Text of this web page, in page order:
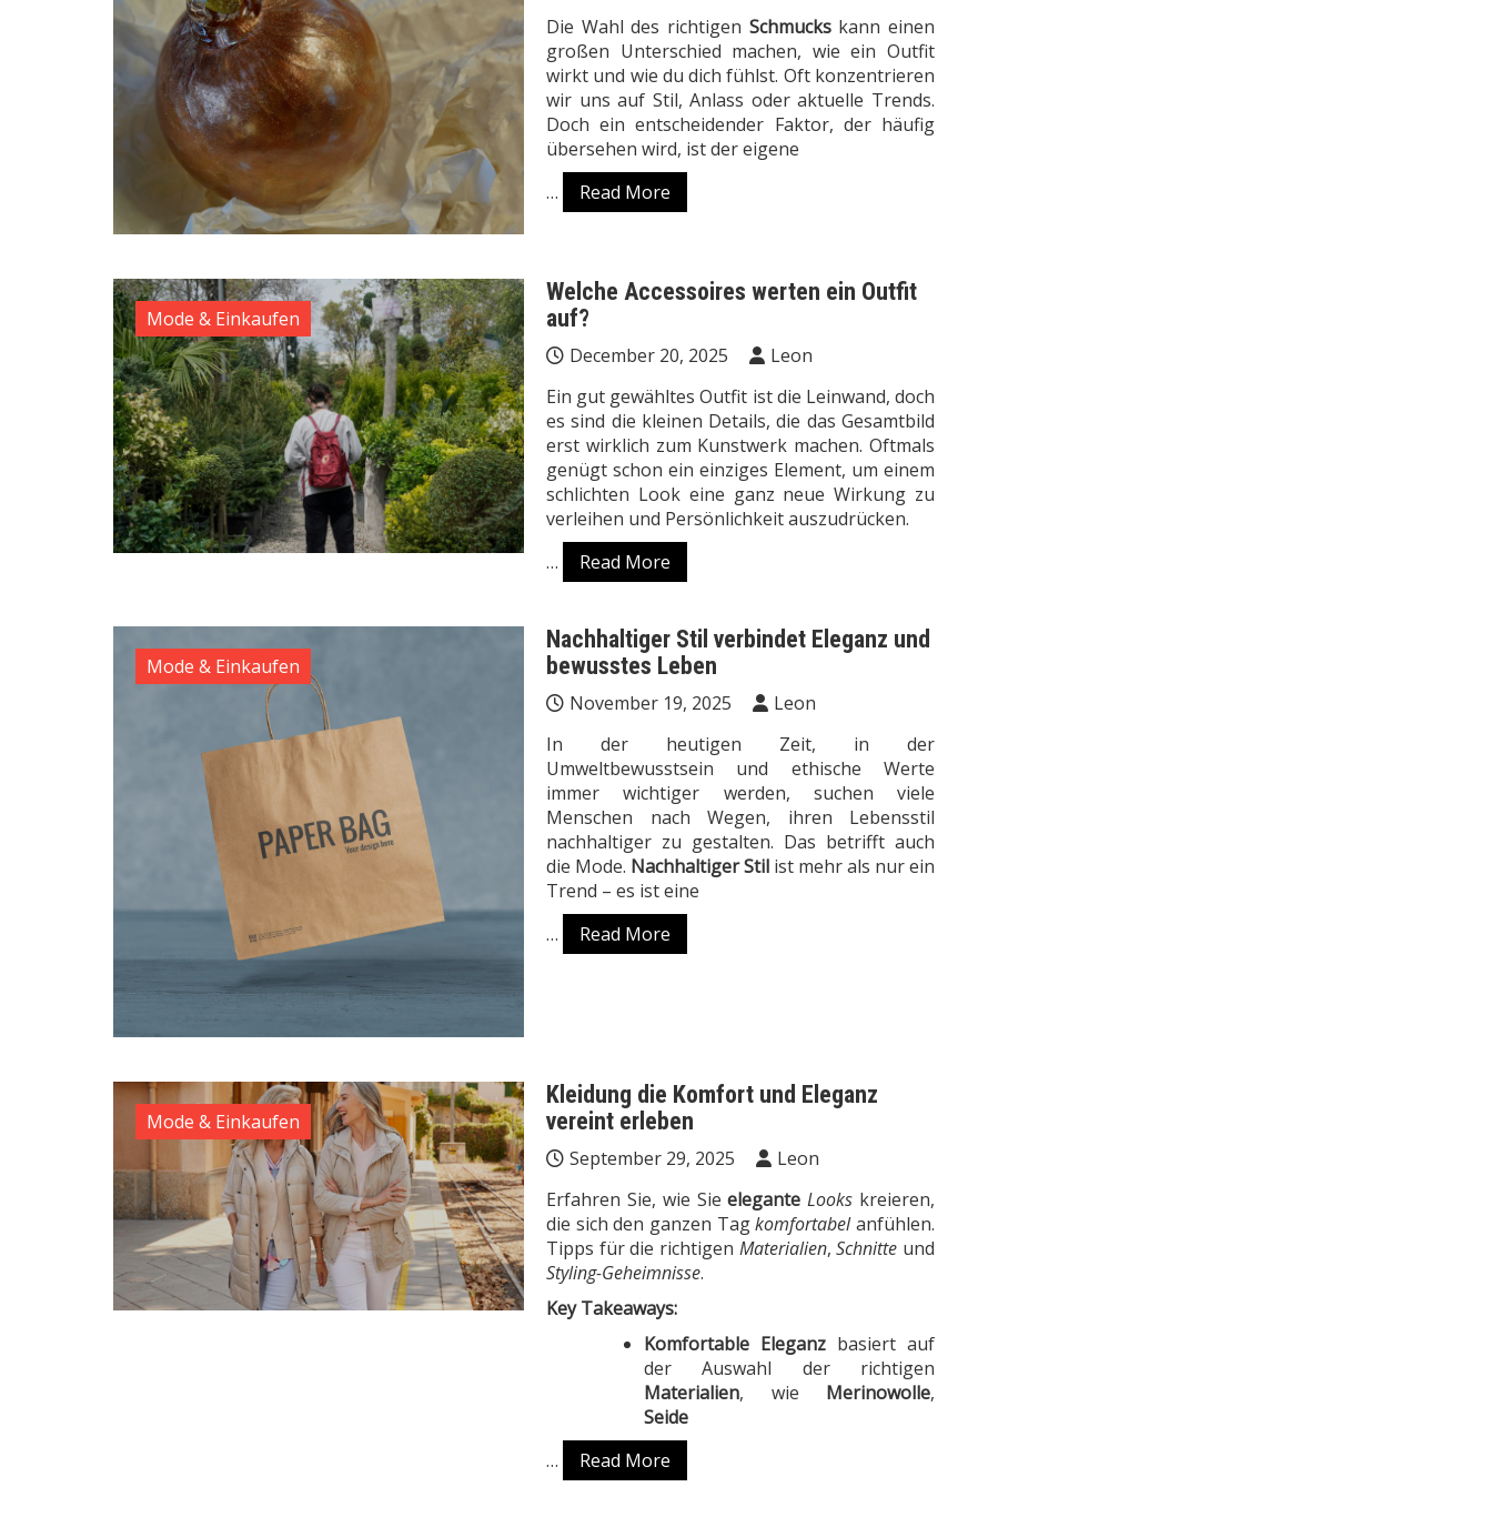
Die Wahl des richtigen Schmuckskann einen
großen Unterschied machen, wie ein Outfit
wirkt und wie du dich fühlst. Oft konzentrieren
wir uns auf Stil, Anlass oder aktuelle Trends.
Doch ein entscheidender Faktor, der häufig
übersehen wird, ist der eigene
…
Read More
Mode & Einkaufen
Welche Accessoires werten ein Outfit
auf?
December 20, 2025
Leon
Ein gut gewähltes Outfit ist die Leinwand, doch
es sind die kleinen Details, die das Gesamtbild
erst wirklich zum Kunstwerk machen. Oftmals
genügt schon ein einziges Element, um einem
schlichten Look eine ganz neue Wirkung zu
verleihen und Persönlichkeit auszudrücken.
…
Read More
Mode & Einkaufen
Nachhaltiger Stil verbindet Eleganz und
bewusstes Leben
November 19, 2025
Leon
In der heutigen Zeit, in der
Umweltbewusstsein und ethische Werte
immer wichtiger werden, suchen viele
Menschen nach Wegen, ihren Lebensstil
nachhaltiger zu gestalten. Das betrifft auch
die Mode. Nachhaltiger Stil ist mehr als nur ein
Trend – es ist eine
…
Read More
Mode & Einkaufen
Kleidung die Komfort und Eleganz
vereint erleben
September 29, 2025
Leon
Erfahren Sie, wie Sieelegante Looks kreieren,
die sich den ganzen Tagkomfortabelanfühlen.
Tipps für die richtigen Materialien,Schnitte und
Styling-Geheimnisse.
Key Takeaways:
Komfortable Eleganz basiert auf
der Auswahl der richtigen
Materialien, wie Merinowolle,
Seide
…
Read More